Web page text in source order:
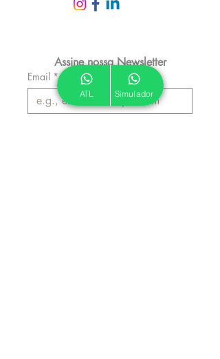
Assine nossa Newsletter
Email *
ATL Simulador